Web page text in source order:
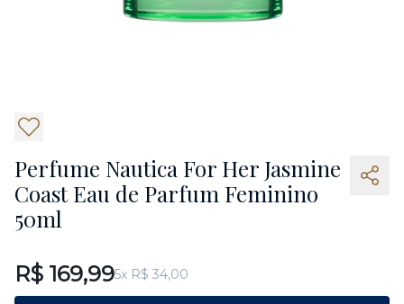
Perfume Nautica For Her Jasmine
Coast Eau de Parfum Feminino
50ml
R$ 169,995x R$ 34,00